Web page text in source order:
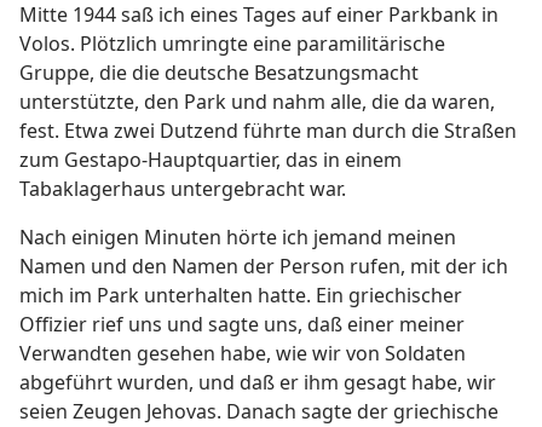
Mitte 1944 saß ich eines Tages auf einer Parkbank in
Volos. Plötzlich umringte eine paramilitärische
Gruppe, die die deutsche Besatzungsmacht
unterstützte, den Park und nahm alle, die da waren,
fest. Etwa zwei Dutzend führte man durch die Straßen
zum Gestapo-Hauptquartier, das in einem
Tabaklagerhaus untergebracht war.
Nach einigen Minuten hörte ich jemand meinen
Namen und den Namen der Person rufen, mit der ich
mich im Park unterhalten hatte. Ein griechischer
Offizier rief uns und sagte uns, daß einer meiner
Verwandten gesehen habe, wie wir von Soldaten
abgeführt wurden, und daß er ihm gesagt habe, wir
seien Zeugen Jehovas. Danach sagte der griechische